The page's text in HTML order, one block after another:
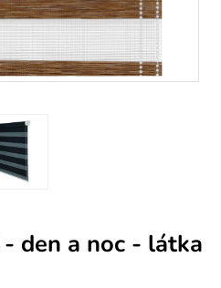
den a noc - látka